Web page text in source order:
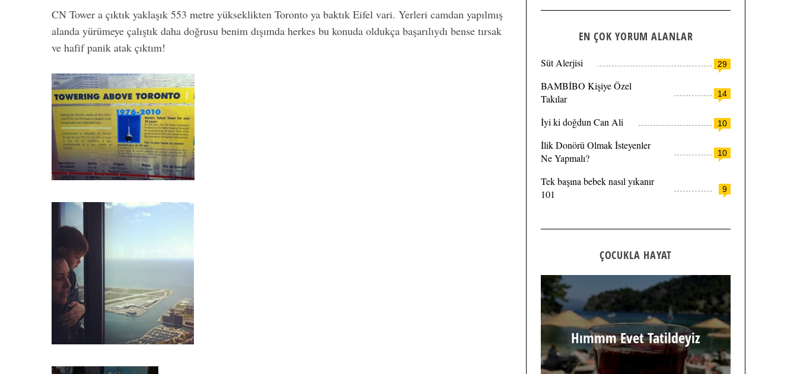
CN Tower a çıktık yaklaşık 553 metre yükseklikten Toronto ya baktık Eifel vari. Yerleri camdan yapılmış
alanda yürümeye çalıştık daha doğrusu benim dışımda herkes bu konuda oldukça başarılıydı bense tırsak
ve hafif panik atak çıktım!
EN ÇOK YORUM ALANLAR
29
Süt Alerjisi
14
BAMBİBO Kişiye Özel
Takılar
10
İyi ki doğdun Can Ali
10
İlik Donörü Olmak İsteyenler
Ne Yapmalı?
9
Tek başına bebek nasıl yıkanır
101
ÇOCUKLA HAYAT
Hımmm Evet Tatildeyiz